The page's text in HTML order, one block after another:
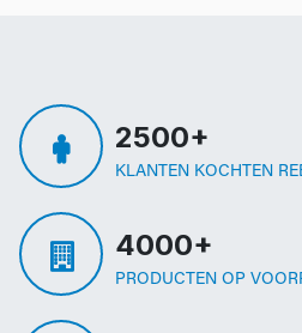
2500+
KLANTEN KOCHTEN
4000+
PRODUCTEN OP